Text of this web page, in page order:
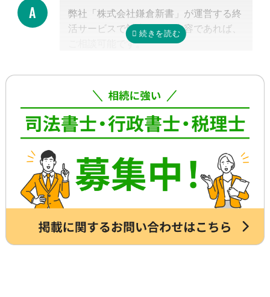
これに相続税申告が加わると、相談発生
後10カ月以内に申告しなければならない
ため、早めの動き出しが肝心です。
る場合、平日昼間に何度も役所に行くな
どさらに時間がかかるので、専門家に任
せたほうが早く確実に手続きが進み、ス
トレスもなく安心でしょう。
弊社「株式会社鎌倉新書」が運営する終
活サービスで対応可能な内容であれば、
ご相談可能です。
却支援、のこされた高齢のご家族の見守
り・介護支援、相続した財産の資産運用
のご相談、本位牌や法要・海洋散骨・お
墓など仏事に関するご相談などです。
詳しくは専門スタッフまでお問合せくだ